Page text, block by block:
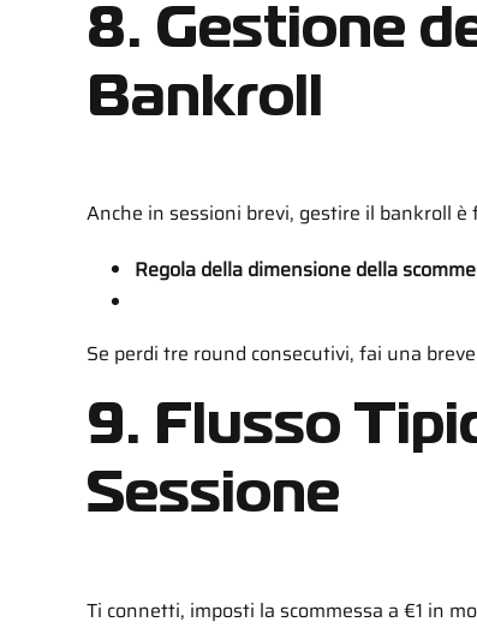
8. Gestione
Bankroll
Anche in sessioni brevi, gestire il bankroll
Regola della dimensione della
Se perdi tre round consecutivi, fai una
9. Flusso
Sessione
Ti connetti, imposti la scommessa a €1 in